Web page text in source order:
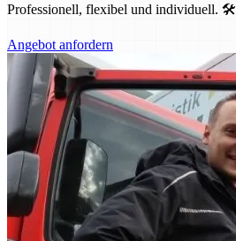
Professionell, flexibel und individuell. 🛠️
Angebot anfordern